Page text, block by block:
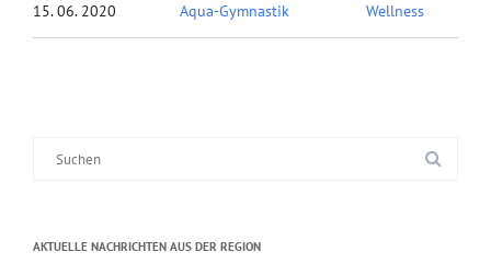
15. 06. 2020 Aqua-Gymnastik Wellness
AKTUELLE NACHRICHTEN AUS DER REGION